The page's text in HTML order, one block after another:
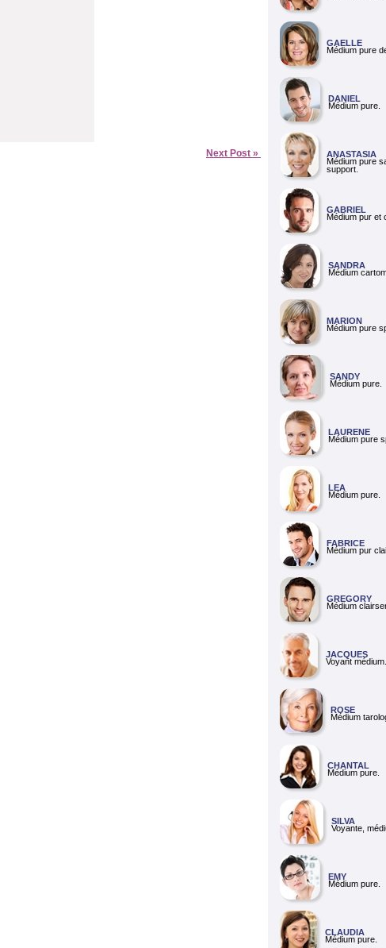
Next Post »
GAELLE
Médium pure
DANIEL
Médium pure.
ANASTASIA
Médium pure
support.
GABRIEL
Médium pur et
SANDRA
Médium
MARION
Médium pure
SANDY
Médium pure.
LAURENE
Médium pure
LEA
Médium pure.
FABRICE
Médium pur
GREGORY
Médium
JACQUES
Voyant médium.
ROSE
Médium
CHANTAL
Médium pure.
SILVA
Voyante,
EMY
Médium pure.
CLAUDIA
Médium pure.